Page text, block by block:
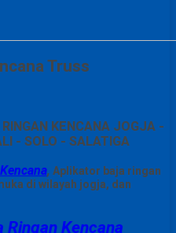
Truss
KENCANA JOGJA -
- SOLO - SALATIGA
, Aplikator baja ringan
di wilayah jogja, dan
Ringan Kencana